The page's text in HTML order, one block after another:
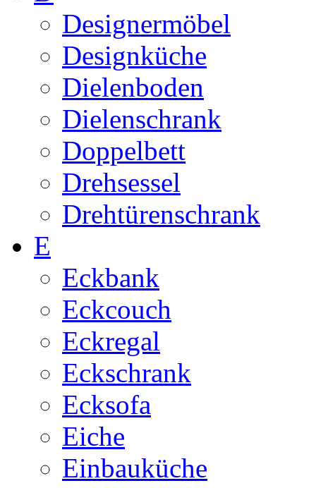
Designermöbel
Designküche
Dielenboden
Dielenschrank
Doppelbett
Drehsessel
Drehtürenschrank
E
Eckbank
Eckcouch
Eckregal
Eckschrank
Ecksofa
Eiche
Einbauküche